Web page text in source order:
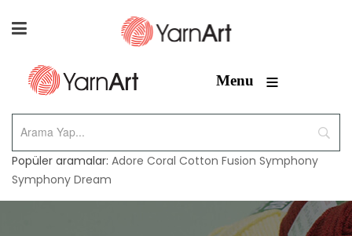
Menu ≡
Popüler aramalar: Adore Coral Cotton Fusion Symphony
Symphony Dream